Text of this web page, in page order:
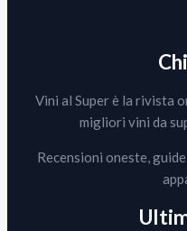
Vini al Super è la rivista
migliori vini da
Recensioni oneste,